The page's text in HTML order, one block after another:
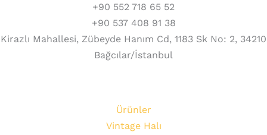
+90 552 718 65 52
+90 537 408 91 38
Kirazlı Mahallesi, Zübeyde Hanım Cd, 1183 Sk No: 2, 34210
Bağcılar/İstanbul
Ürünler
Vintage Halı